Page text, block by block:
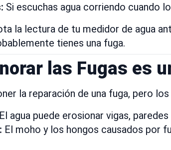
Si escuchas agua corriendo cuando
la lectura de tu medidor de agua
tienes una fuga.
las Fugas es
la reparación de una fuga, pero
El agua puede erosionar vigas,
El moho y los hongos causados por